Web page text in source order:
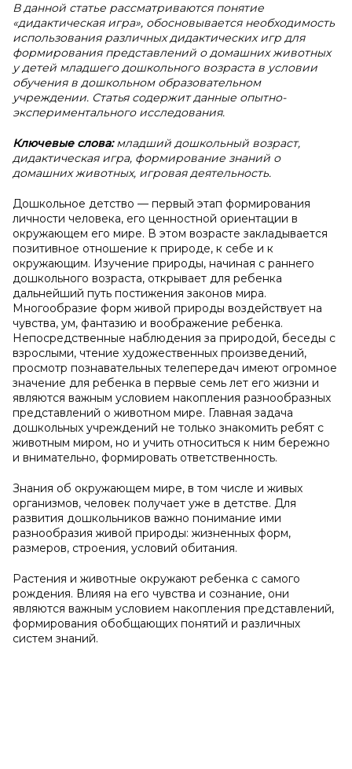
В данной статье рассматриваются понятие
«дидактическая игра», обосновывается необходимость
использования различных дидактических игр для
формирования представлений о домашних животных
у детей младшего дошкольного возраста в условии
обучения в дошкольном образовательном
учреждении. Статья содержит данные опытно-
экспериментального исследования.
Ключевые слова:младший дошкольный возраст,
дидактическая игра, формирование знаний о
домашних животных, игровая деятельность.
Дошкольное детство — первый этап формирования
личности человека, его ценностной ориентации в
окружающем его мире. В этом возрасте закладывается
позитивное отношение к природе, к себе и к
окружающим. Изучение природы, начиная с раннего
дошкольного возраста, открывает для ребенка
дальнейший путь постижения законов мира.
Многообразие форм живой природы воздействует на
чувства, ум, фантазию и воображение ребенка.
Непосредственные наблюдения за природой, беседы с
взрослыми, чтение художественных произведений,
просмотр познавательных телепередач имеют огромное
значение для ребенка в первые семь лет его жизни и
являются важным условием накопления разнообразных
представлений о животном мире. Главная задача
дошкольных учреждений не только знакомить ребят с
животным миром, но и учить относиться к ним бережно
и внимательно, формировать ответственность.
Знания об окружающем мире, в том числе и живых
организмов, человек получает уже в детстве. Для
развития дошкольников важно понимание ими
разнообразия живой природы: жизненных форм,
размеров, строения, условий обитания.
Растения и животные окружают ребенка с самого
рождения. Влияя на его чувства и сознание, они
являются важным условием накопления представлений,
формирования обобщающих понятий и различных
систем знаний.